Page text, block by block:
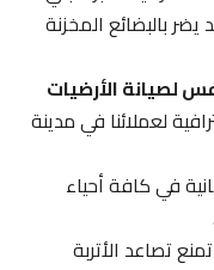
بالبضائع المخزنة
الأرضيات
لعملائنا في مدينة
في كافة أحياء
تصاعد الأتربة